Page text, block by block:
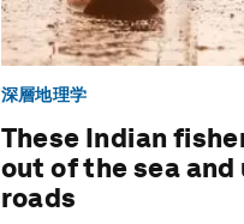
深層地理学
These Indian
out of the sea
roads